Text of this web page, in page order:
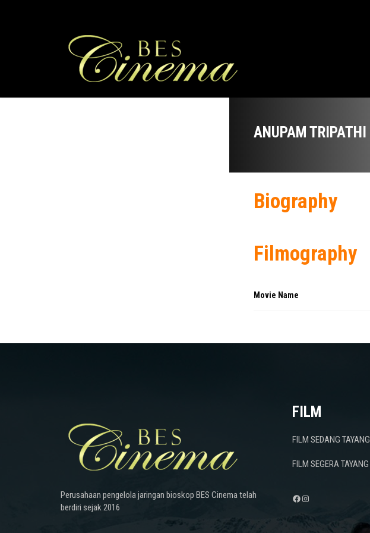
ANUPAM TRIPATHI
Biography
Filmography
Movie Name
Perusahaan pengelola jaringan bioskop BES Cinema telah
berdiri sejak 2016
FILM
FILM SEDANG TAYANG
FILM SEGERA TAYANG
Facebook
Instagram